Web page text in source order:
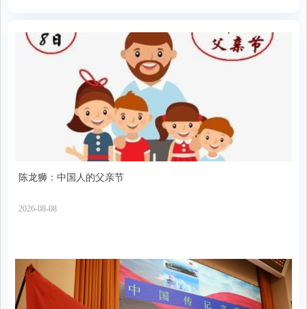
陈龙狮：中国人的父亲节
2026-08-08